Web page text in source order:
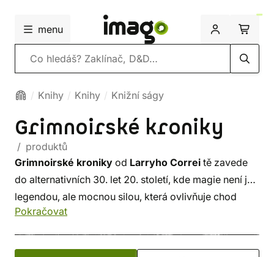
menu
Vyhledávání
Knihy Knihy Knižní ságy
Grimnoirské kroniky
/ produktů
Grimnoirské kroniky od Larryho Correi tě zavede
do alternativních 30. let 20. století, kde magie není jen
legendou, ale mocnou silou, která ovlivňuje chod
světa. Lidé s nadpřirozenými schopnostmi, tzv.
stínech se schyluje k válce, která může změnit osud
Pokračovat